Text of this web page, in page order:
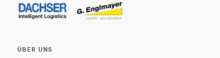
ÜBER UNS